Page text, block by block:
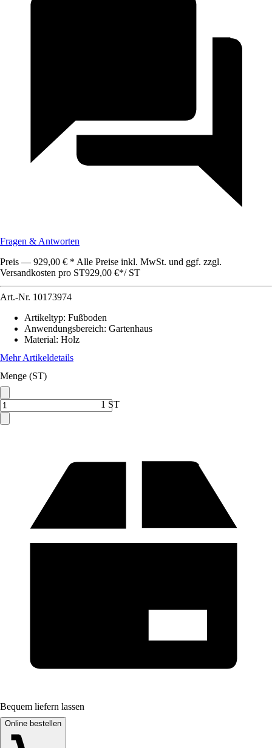
Fragen & Antworten
Preis — 929,00 € * Alle Preise inkl. MwSt. und ggf. zzgl.
Versandkosten pro ST929,00 €*/ ST
Art.-Nr. 10173974
Artikeltyp: Fußboden
Anwendungsbereich: Gartenhaus
Material: Holz
Mehr Artikeldetails
Menge (ST)
1 ST
Bequem liefern lassen
Online bestellen